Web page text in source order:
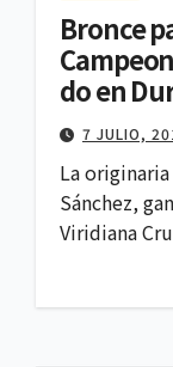
Bronce
do en
7 JULIO,
La
Sánchez,
Viridiana